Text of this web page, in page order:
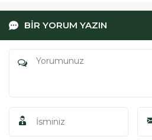
BİR YORUM YAZIN